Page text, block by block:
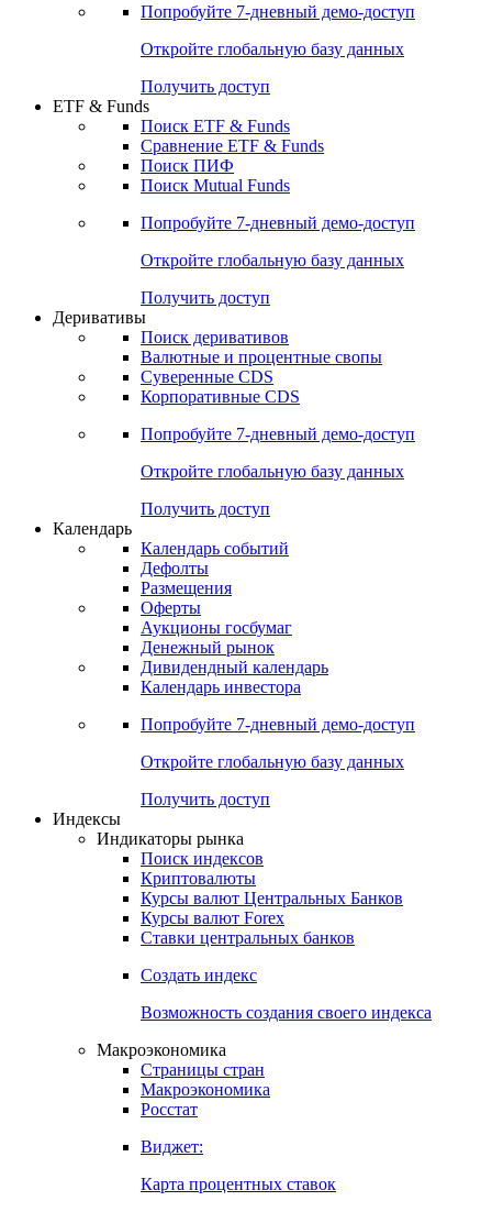
Попробуйте 7-дневный демо-доступ
Откройте глобальную базу данных
Получить доступ
ETF & Funds
Поиск ETF & Funds
Сравнение ETF & Funds
Поиск ПИФ
Поиск Mutual Funds
Попробуйте 7-дневный демо-доступ
Откройте глобальную базу данных
Получить доступ
Деривативы
Поиск деривативов
Валютные и процентные свопы
Суверенные CDS
Корпоративные CDS
Попробуйте 7-дневный демо-доступ
Откройте глобальную базу данных
Получить доступ
Календарь
Календарь событий
Дефолты
Размещения
Оферты
Аукционы госбумаг
Денежный рынок
Дивидендный календарь
Календарь инвестора
Попробуйте 7-дневный демо-доступ
Откройте глобальную базу данных
Получить доступ
Индексы
Индикаторы рынка
Поиск индексов
Криптовалюты
Курсы валют Центральных Банков
Курсы валют Forex
Ставки центральных банков
Создать индекс
Возможность создания своего индекса
Макроэкономика
Страницы стран
Макроэкономика
Росстат
Виджет:
Карта процентных ставок